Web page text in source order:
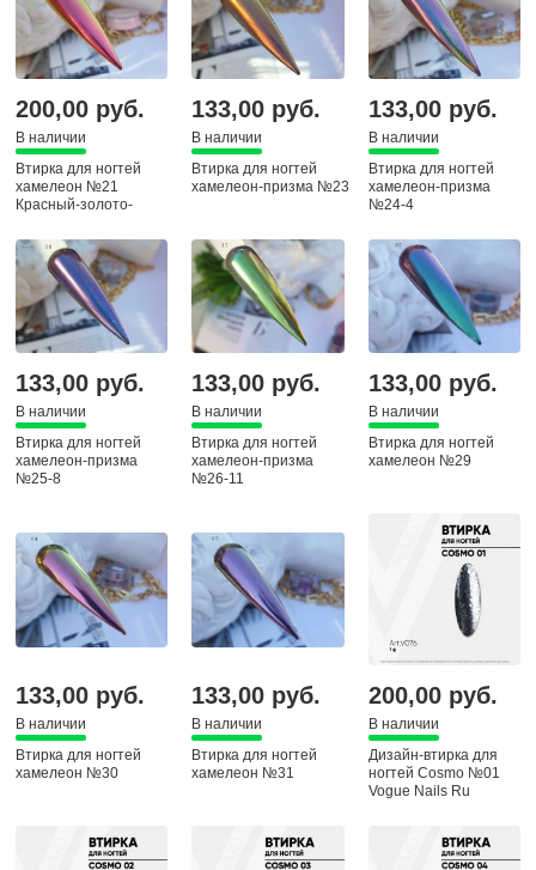
200,00 руб.
В наличии
Втирка для ногтей
хамелеон №21
Красный-золото-
133,00 руб.
В наличии
Втирка для ногтей
хамелеон-призма №23
133,00 руб.
В наличии
Втирка для ногтей
хамелеон-призма
№24-4
133,00 руб.
В наличии
Втирка для ногтей
хамелеон-призма
№25-8
133,00 руб.
В наличии
Втирка для ногтей
хамелеон-призма
№26-11
133,00 руб.
В наличии
Втирка для ногтей
хамелеон №29
133,00 руб.
В наличии
Втирка для ногтей
хамелеон №30
133,00 руб.
В наличии
Втирка для ногтей
хамелеон №31
200,00 руб.
В наличии
Дизайн-втирка для
ногтей Cosmo №01
Vogue Nails Ru